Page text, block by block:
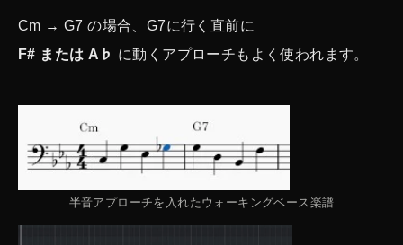
Cm → G7 の場合、G7に行く直前に
F# または A♭ に動くアプローチもよく使われます。
半音アプローチを入れたウォーキングベース楽譜